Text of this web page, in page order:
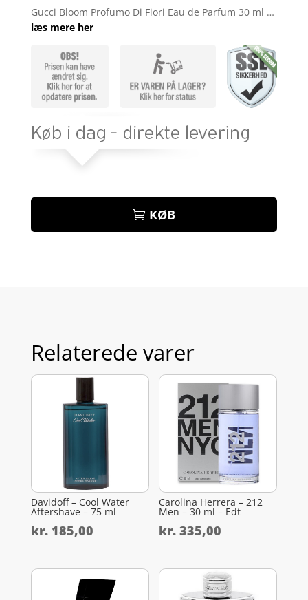
ud af 5
baseret på
Gucci Bloom Profumo Di Fiori Eau de Parfum 30 ml …
læs mere her
KØB
Relaterede varer
Davidoff – Cool Water
Aftershave – 75 ml
kr.185,00
Carolina Herrera – 212
Men – 30 ml – Edt
kr. 335,00